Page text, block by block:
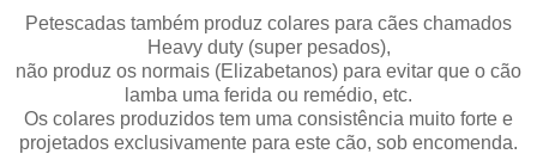
Petescadas também produz colares para cães chamados
Heavy duty (super pesados),
não produz os normais (Elizabetanos) para evitar que o cão
lamba uma ferida ou remédio, etc.
Os colares produzidos tem uma consistência muito forte e
projetados exclusivamente para este cão, sob encomenda.